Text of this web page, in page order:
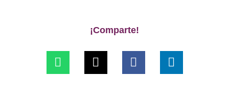
¡Comparte!